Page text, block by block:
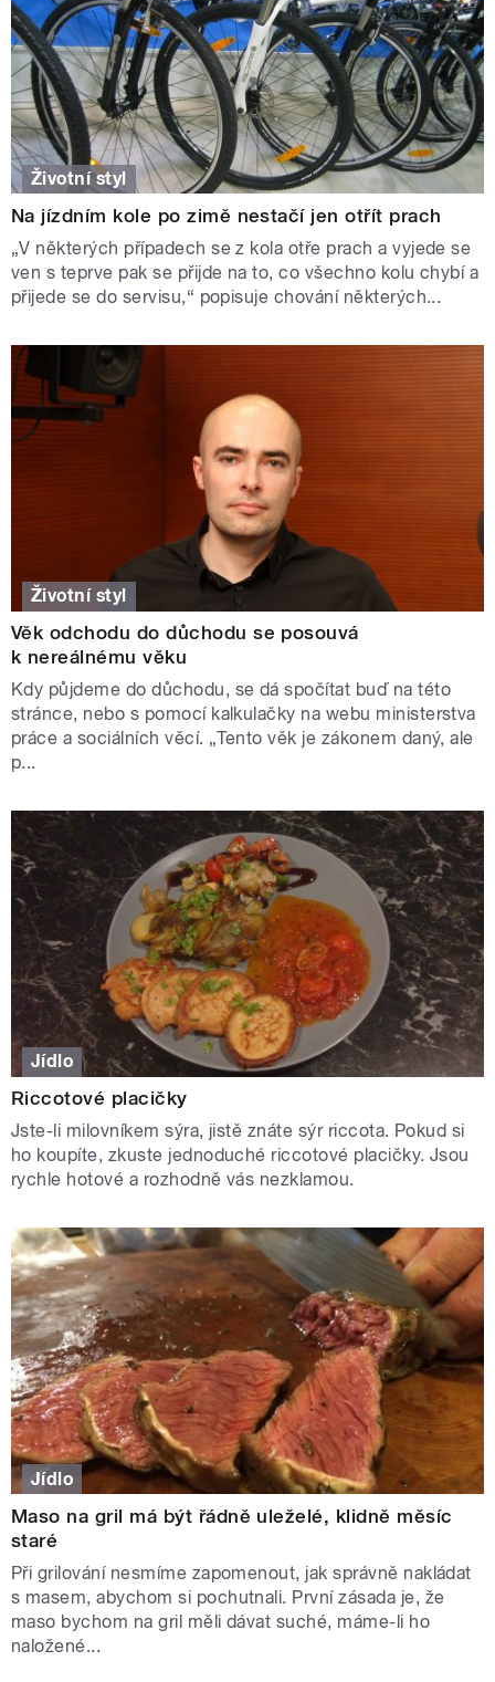
Životní styl
Na jízdním kole po zimě nestačí jen otřít prach
„V některých případech se z kola otře prach a vyjede se
ven s teprve pak se přijde na to, co všechno kolu chybí a
přijede se do servisu,“ popisuje chování některých...
Životní styl
Věk odchodu do důchodu se posouvá
k nereálnému věku
Kdy půjdeme do důchodu, se dá spočítat buď na této
stránce, nebo s pomocí kalkulačky na webu ministerstva
práce a sociálních věcí. „Tento věk je zákonem daný, ale
p...
Jídlo
Riccotové placičky
Jste-li milovníkem sýra, jistě znáte sýr riccota. Pokud si
ho koupíte, zkuste jednoduché riccotové placičky. Jsou
rychle hotové a rozhodně vás nezklamou.
Jídlo
Maso na gril má být řádně uleželé, klidně měsíc
staré
Při grilování nesmíme zapomenout, jak správně nakládat
s masem, abychom si pochutnali. První zásada je, že
maso bychom na gril měli dávat suché, máme-li ho
naložené...